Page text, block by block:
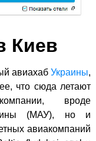
Киев
авиахабУкраины,
что сюда летают
вроде
(МАУ), но и
авиакомпаний